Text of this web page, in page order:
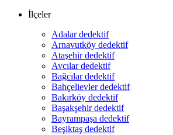
İlçeler
Adalar dedektif
Arnavutköy dedektif
Ataşehir dedektif
Avcılar dedektif
Bağcılar dedektif
Bahçelievler dedektif
Bakırköy dedektif
Başakşehir dedektif
Bayrampaşa dedektif
Beşiktaş dedektif